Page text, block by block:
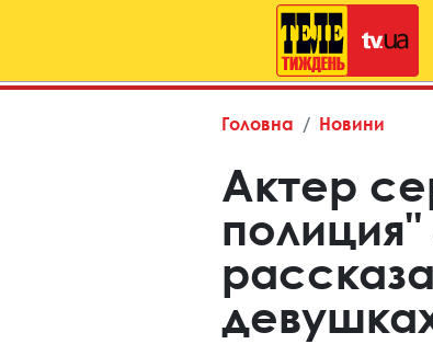
Головна Новини
Актер